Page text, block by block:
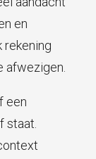
en
rekening
afwezigen.
een
staat.